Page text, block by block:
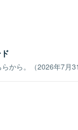
から。（2026年7月